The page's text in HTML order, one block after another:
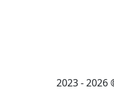
2023 -